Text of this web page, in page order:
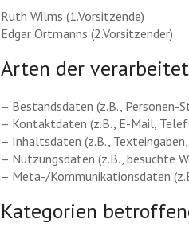
Ruth Wilms (1.Vorsitzende)
Edgar Ortmanns (2.Vorsitzender)
Arten der
– Bestandsdaten (z.B., Personen-
– Kontaktdaten (z.B., E-Mail,
– Inhaltsdaten (z.B.,
– Nutzungsdaten (z.B., besuchte
– Meta-/Kommunikationsdaten
Kategorien